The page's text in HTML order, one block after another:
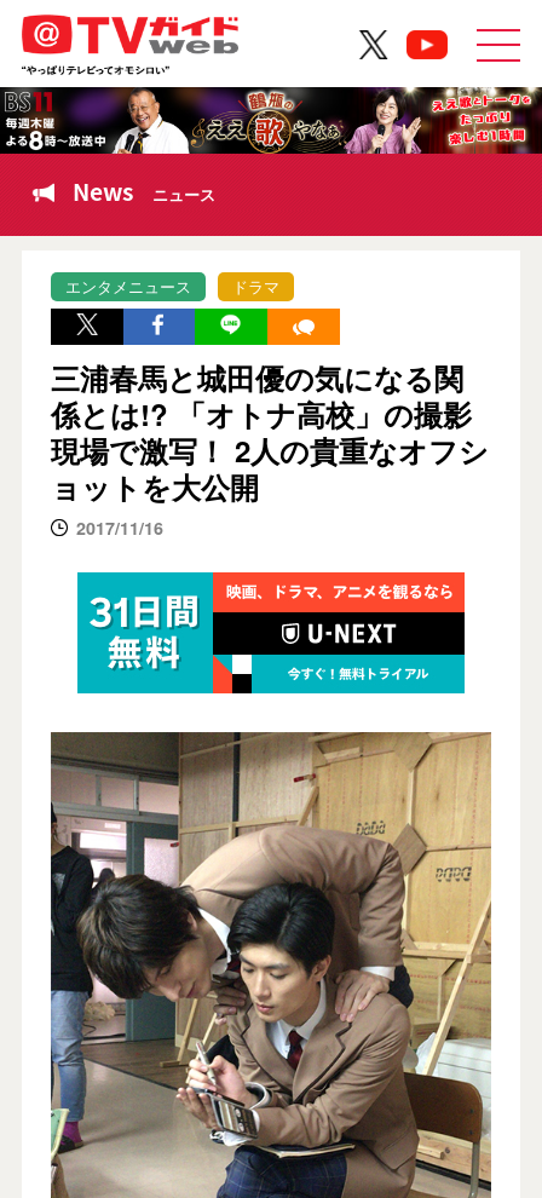
News ニュース
エンタメニュース ドラマ
三浦春馬と城田優の気になる関
係とは!? 「オトナ高校」の撮影
現場で激写！ 2人の貴重なオフシ
ョットを大公開
2017/11/16